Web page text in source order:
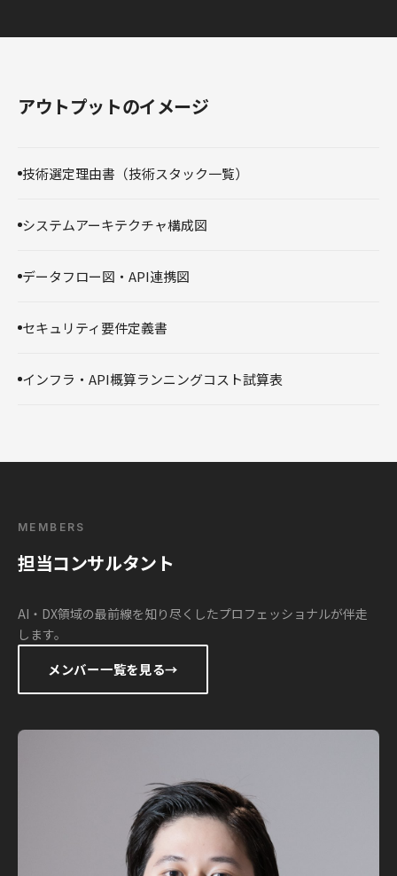
アウトプットのイメージ
技術選定理由書（技術スタック一覧）
システムアーキテクチャ構成図
データフロー図・API連携図
セキュリティ要件定義書
インフラ・API概算ランニングコスト試算表
MEMBERS
担当コンサルタント
AI・DX領域の最前線を知り尽くしたプロフェッショナルが伴走
します。
メンバー一覧を見る